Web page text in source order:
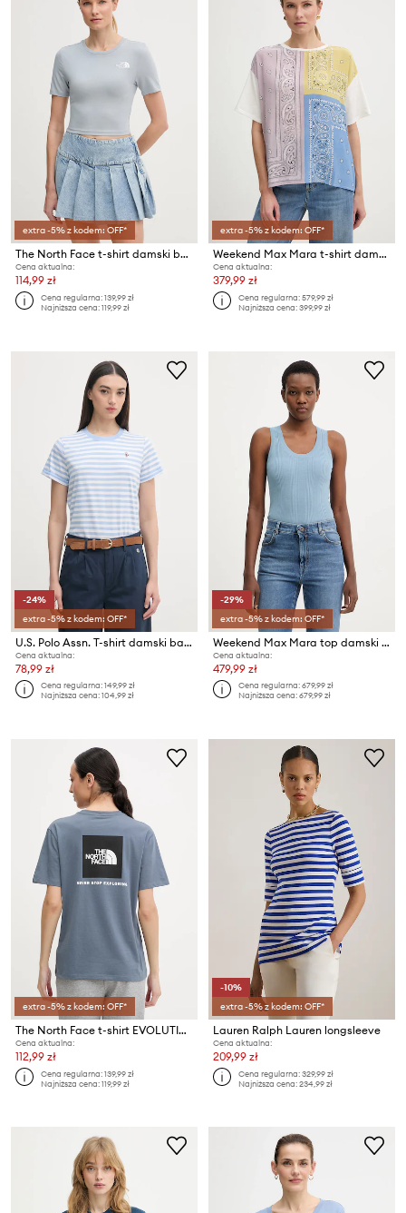
extra -5% z kodem: OFF*
The North Face t-shirt damski bawełniany z elastanem
Cena aktualna:
114,99 zł
Cena regularna:139,99 zł
Najniższa cena:119,99 zł
extra -5% z kodem: OFF*
Weekend Max Mara t-shirt damski PAMPAS
Cena aktualna:
379,99 zł
Cena regularna:579,99 zł
Najniższa cena:399,99 zł
-24%
extra -5% z kodem: OFF*
U.S. Polo Assn. T-shirt damski bawełniany STRIPE CREW NECK
Cena aktualna:
78,99 zł
Cena regularna:149,99 zł
Najniższa cena:104,99 zł
-29%
extra -5% z kodem: OFF*
Weekend Max Mara top damski z wiskozą COSE
Cena aktualna:
479,99 zł
Cena regularna:679,99 zł
Najniższa cena:679,99 zł
extra -5% z kodem: OFF*
The North Face t-shirt EVOLUTION
Cena aktualna:
112,99 zł
Cena regularna:139,99 zł
Najniższa cena:119,99 zł
-10%
extra -5% z kodem: OFF*
Lauren Ralph Lauren longsleeve
Cena aktualna:
209,99 zł
Cena regularna:329,99 zł
Najniższa cena:234,99 zł